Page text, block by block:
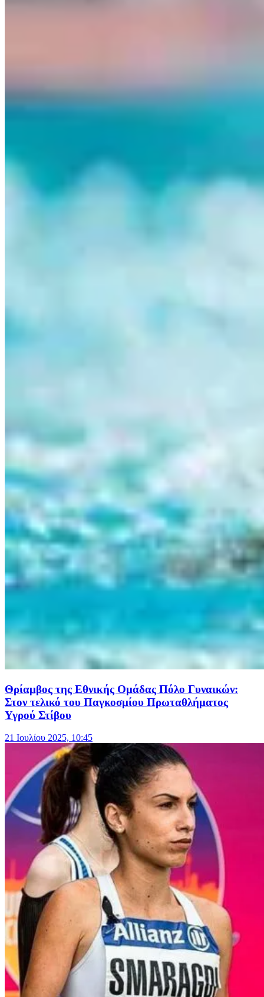
Θρίαμβος της Εθνικής Ομάδας Πόλο Γυναικών:
Στον τελικό του Παγκοσμίου Πρωταθλήματος
Υγρού Στίβου
21 Ιουλίου 2025, 10:45